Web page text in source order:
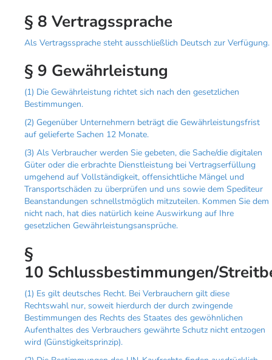
§ 8 Vertragssprache
Als Vertragssprache steht ausschließlich Deutsch zur Verfügung.
§ 9 Gewährleistung
(1) Die Gewährleistung richtet sich nach den gesetzlichen
Bestimmungen.
(2) Gegenüber Unternehmern beträgt die Gewährleistungsfrist
auf gelieferte Sachen 12 Monate.
(3) Als Verbraucher werden Sie gebeten, die Sache/die digitalen
Güter oder die erbrachte Dienstleistung bei Vertragserfüllung
umgehend auf Vollständigkeit, offensichtliche Mängel und
Transportschäden zu überprüfen und uns sowie dem Spediteur
Beanstandungen schnellstmöglich mitzuteilen. Kommen Sie dem
nicht nach, hat dies natürlich keine Auswirkung auf Ihre
gesetzlichen Gewährleistungsansprüche.
§
10 Schlussbestimmungen/
(1) Es gilt deutsches Recht. Bei Verbrauchern gilt diese
Rechtswahl nur, soweit hierdurch der durch zwingende
Bestimmungen des Rechts des Staates des gewöhnlichen
Aufenthaltes des Verbrauchers gewährte Schutz nicht entzogen
wird (Günstigkeitsprinzip).